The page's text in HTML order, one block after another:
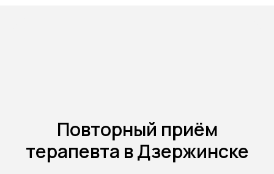
Повторный приём
терапевта в Дзержинске